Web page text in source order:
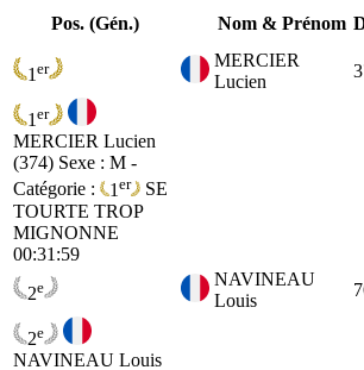
Pos. (Gén.)
Nom & Prénom
1 er
MERCIER
Lucien
1 er
MERCIER Lucien
(374) Sexe : M -
Catégorie :
1 er
SE
TOURTE TROP
MIGNONNE
00:31:59
2e
NAVINEAU
Louis
2e
NAVINEAU Louis